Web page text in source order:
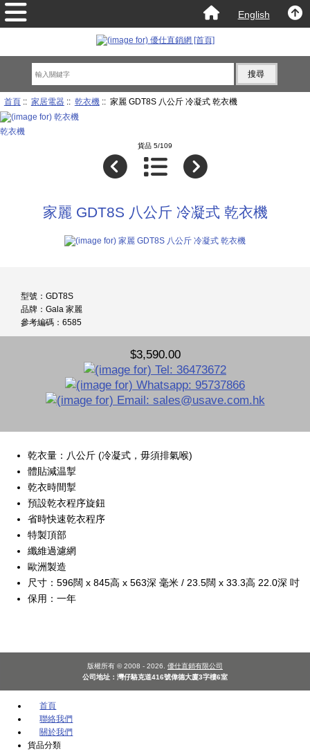
English
首頁:: 家居電器:: 乾衣機:: 家麗 GDT8S 八公斤 冷凝式 乾衣機
乾衣機
貨品 5/109
家麗 GDT8S 八公斤 冷凝式 乾衣機
型號：GDT8S
品牌：Gala 家麗
參考編碼：6585
$3,590.00
乾衣量：八公斤 (冷凝式，毋須排氣喉)
體貼減温掣
乾衣時間掣
預設乾衣程序旋鈕
省時快速乾衣程序
特製頂部
纖維過濾網
歐洲製造
尺寸：596闊 x 845高 x 563深 毫米 / 23.5闊 x 33.3高 22.0深 吋
保用：一年
版權所有 © 2008 - 2026. 優仕直銷有限公司
公司地址：灣仔駱克道416號偉德大廈3字樓6室
首頁
聯絡我們
關於我們
貨品分類